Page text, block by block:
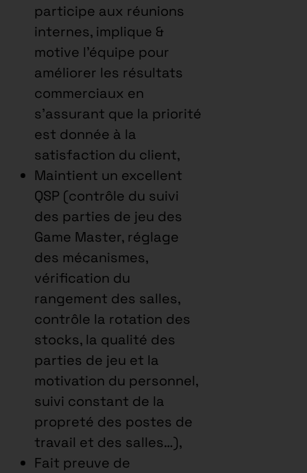
participe aux réunions
internes, implique &
motive l’équipe pour
améliorer les résultats
commerciaux en
s’assurant que la priorité
est donnée à la
satisfaction du client,
Maintient un excellent
QSP (contrôle du suivi
des parties de jeu des
Game Master, réglage
des mécanismes,
vérification du
rangement des salles,
contrôle la rotation des
stocks, la qualité des
parties de jeu et la
motivation du personnel,
suivi constant de la
propreté des postes de
travail et des salles…),
Fait preuve de